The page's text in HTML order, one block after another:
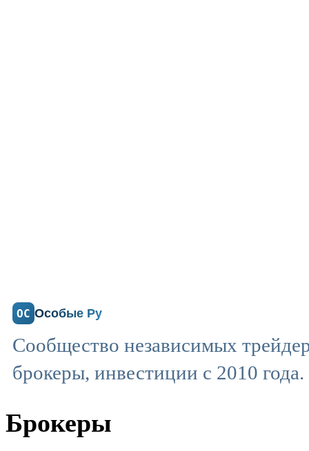
ОС Особые Ру
Сообщество независимых
брокеры, инвестиции с 2010 года.
Брокеры